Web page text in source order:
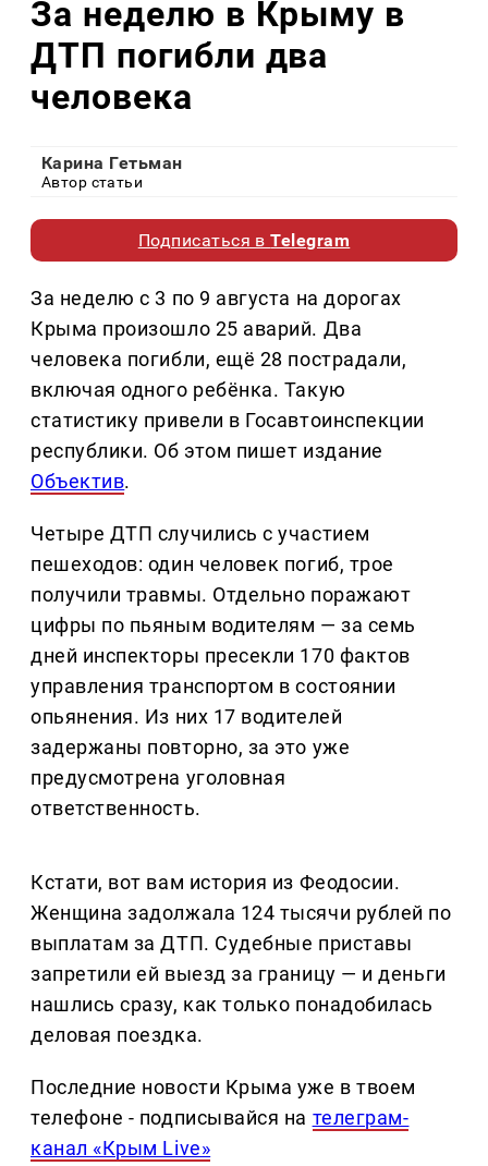
За неделю в Крыму в
ДТП погибли два
человека
Карина Гетьман
Автор статьи
Подписаться вTelegram
За неделю с 3 по 9 августа на дорогах
Крыма произошло 25 аварий. Два
человека погибли, ещё 28 пострадали,
включая одного ребёнка. Такую
статистику привели в Госавтоинспекции
республики. Об этом пишет издание
Объектив.
Четыре ДТП случились с участием
пешеходов: один человек погиб, трое
получили травмы. Отдельно поражают
цифры по пьяным водителям — за семь
дней инспекторы пресекли 170 фактов
управления транспортом в состоянии
опьянения. Из них 17 водителей
задержаны повторно, за это уже
предусмотрена уголовная
ответственность.
Кстати, вот вам история из Феодосии.
Женщина задолжала 124 тысячи рублей по
выплатам за ДТП. Судебные приставы
запретили ей выезд за границу — и деньги
нашлись сразу, как только понадобилась
деловая поездка.
Последние новости Крыма уже в твоем
телефоне - подписывайся на телеграм-
канал «Крым Live»